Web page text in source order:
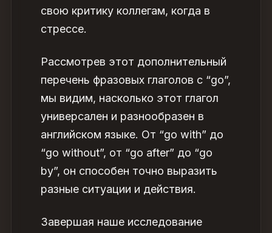
свою критику коллегам, когда в
стрессе.
Рассмотрев этот дополнительный
перечень фразовых глаголов с “go”,
мы видим, насколько этот глагол
универсален и разнообразен в
английском языке. От “go with” до
“go without”, от “go after” до “go
by”, он способен точно выразить
разные ситуации и действия.
Завершая наше исследование